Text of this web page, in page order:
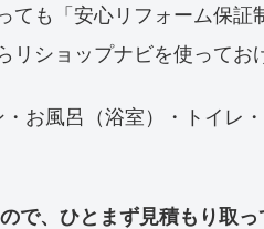
ても「安心リフォーム保証
リショップナビを使ってお
お風呂（浴室）・トイレ
で、ひとまず見積もり取